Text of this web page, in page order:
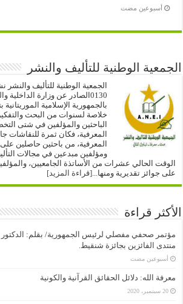
‏أسبوعين مضت
الجمعية الوطنية للتأليف والنشر
الجمعية الوطنية للتأليف
0130الصادر عن وزارة الداخلية
خلاصة لسنوات من البحث
الباحثين والمؤلفين في شتى
المعرفية، فكان ثمرة
المعرفية، من باحثين حاصلين
ومؤلفين مبدعين في مجالات
الوقت الحالي عشرات من الأساتذة الجامعيين،
على جوائز تقديرية ومنها...[قراءة المزيد]
الأكثر قراءة
مؤتمر صحفي مفصلي لرئيس الجمهورية/ بقلم:
منتدى الفائزين بجائزة شنقيط.
‏أسبوعين مضت
معرفة الله: دلائل الحقائق القرآنية والكونية
20 سبتمبر، 2020